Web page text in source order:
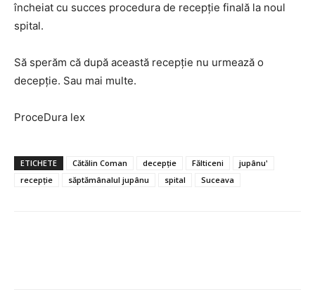
încheiat cu succes procedura de recepție finală la noul
spital.
Să sperăm că după această recepție nu urmează o
decepție. Sau mai multe.
ProceDura lex
ETICHETE Cătălin Coman decepție Fălticeni
jupânu'
recepție
săptămânalul jupânu spital Suceava